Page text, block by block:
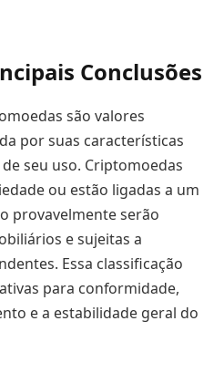
Conclusões
são valores
por suas características
seu uso. Criptomoedas
ou estão ligadas a um
provavelmente serão
e sujeitas a
Essa classificação
para conformidade,
e a estabilidade geral do